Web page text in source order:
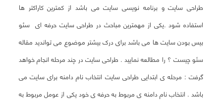
طراحی سایت و برنامه نویسی سایت می باشد از کمترین کاراکتر ها
استفاده شود .یکی از مهمترین مباحث در طراحی سایت حرفه ای سئو
بیس بودن سایت ها می باشد برای درک بیشتر موضوع می تواندید مقاله
سئو چیست ؟ را مطالعه نمایید . طراحی سایت در چند مرحله انجام خواهد
گرفت : مرحله ی ابتدایی طراحی سایت انتخاب نام دامنه برای سایت می
باشد . انتخاب نام دامنه ی مربوط به حرفه ی خود یکی از عومل مربوط به